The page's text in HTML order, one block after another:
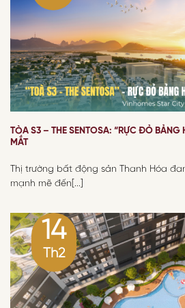
TÒA S3 – THE SENTOSA: “RỰC ĐỎ BẢNG
MẮT
Thị trường bất động sản Thanh Hóa
mạnh mẽ đến[...]
14
Th2